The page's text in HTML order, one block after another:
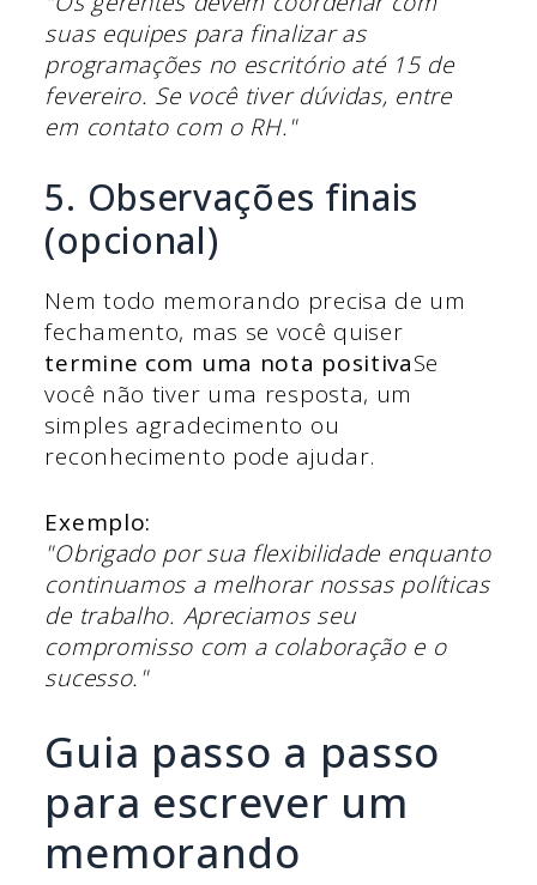
suas equipes para finalizar as
programações no escritório até 15 de
fevereiro. Se você tiver dúvidas, entre
em contato com o RH."
5. Observações finais
(opcional)
Nem todo memorando precisa de um
fechamento, mas se você quiser
termine com uma nota positivaSe
você não tiver uma resposta, um
simples agradecimento ou
reconhecimento pode ajudar.
Exemplo:
"Obrigado por sua flexibilidade enquanto
continuamos a melhorar nossas políticas
de trabalho. Apreciamos seu
compromisso com a colaboração e o
sucesso."
Guia passo a passo
para escrever um
memorando